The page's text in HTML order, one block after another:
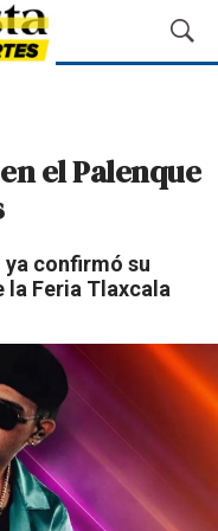
M
o
a
r
e
d
a
el Palenque
confirmó su
la Feria Tlaxcala